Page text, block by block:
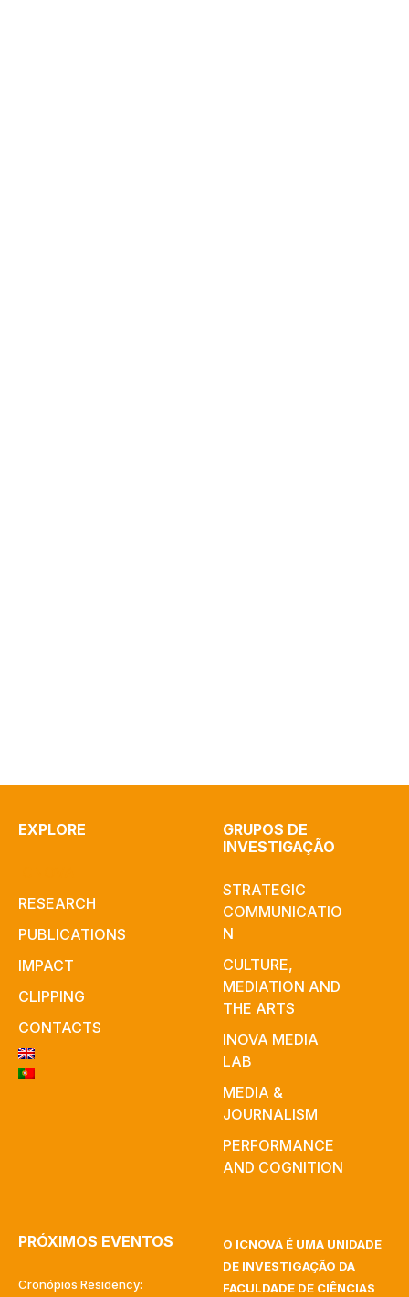
EXPLORE
RESEARCH
PUBLICATIONS
IMPACT
CLIPPING
CONTACTS
GRUPOS DE
INVESTIGAÇÃO
STRATEGIC
COMMUNICATIO
N
CULTURE,
MEDIATION AND
THE ARTS
INOVA MEDIA
LAB
MEDIA &
JOURNALISM
PERFORMANCE
AND COGNITION
PRÓXIMOS EVENTOS
Cronópios Residency:
O ICNOVA É UMA UNIDADE
DE INVESTIGAÇÃO DA
FACULDADE DE CIÊNCIAS